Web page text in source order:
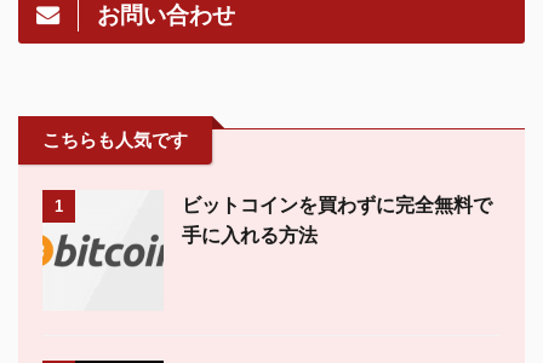
お問い合わせ
こちらも人気です
1
ビットコインを買わずに完全無料で
手に入れる方法